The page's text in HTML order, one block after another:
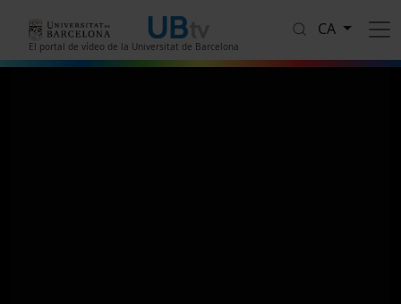
El portal de vídeo de la Universitat de Barcelona
CA